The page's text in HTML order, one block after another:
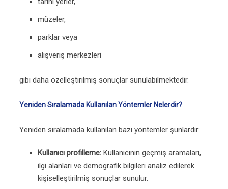
müzeler,
parklar veya
alışveriş merkezleri
gibi daha özelleştirilmiş sonuçlar sunulabilmektedir.
Yeniden Sıralamada Kullanılan Yöntemler Nelerdir?
Yeniden sıralamada kullanılan bazı yöntemler şunlardır:
Kullanıcı profilleme: Kullanıcının geçmiş aramaları,
ilgi alanları ve demografik bilgileri analiz edilerek
kişiselleştirilmiş sonuçlar sunulur.